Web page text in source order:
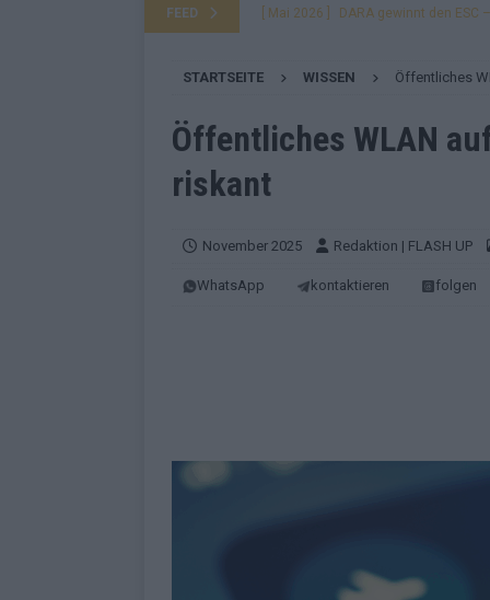
FEED [ Mai 2026 ] DARA gewinnt den
JJ, Lordi, Verka
[ Mai 2026 ] ESC-Finale heute
[ Mai 2026 ]
KOMMENTAR
[ Mai 2026 ] ESC-Halbfinale 2: Das
DARA gewinnt
STARTSEITE WISSEN Öffentliches
Öffentliches WLAN
riskant
November 2025 Redaktion | FLASH UP
WhatsApp kontaktieren folgen